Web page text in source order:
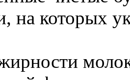
на которых